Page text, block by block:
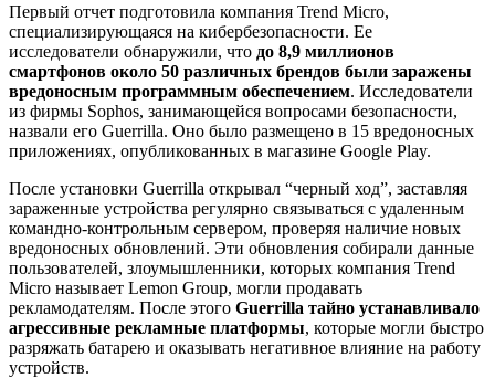
Первый отчет подготовила компания Trend Micro,
специализирующаяся на кибербезопасности. Ее
исследователи обнаружили, что до 8,9 миллионов
смартфонов около 50 различных брендов были заражены
вредоносным программным обеспечением. Исследователи
из фирмы Sophos, занимающейся вопросами безопасности,
назвали его Guerrilla. Оно было размещено в 15 вредоносных
приложениях, опубликованных в магазине Google Play.
После установки Guerrilla открывал “черный ход”, заставляя
зараженные устройства регулярно связываться с удаленным
командно-контрольным сервером, проверяя наличие новых
вредоносных обновлений. Эти обновления собирали данные
пользователей, злоумышленники, которых компания Trend
Micro называет Lemon Group, могли продавать
рекламодателям. После этого Guerrilla тайно устанавливало
агрессивные рекламные платформы, которые могли быстро
разряжать батарею и оказывать негативное влияние на работу
устройств.